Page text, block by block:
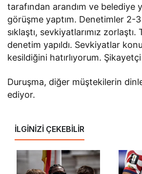
tarafından arandım ve belediye
görüşme yaptım. Denetimler 2-3
sıklaştı, sevkiyatlarımız
denetim yapıldı. Sevkiyatlar
kesildiğini hatırlıyorum.
Duruşma, diğer müştekilerin
ediyor.